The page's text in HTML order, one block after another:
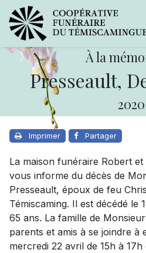
À la
Presseault,
2020
Imprimer Partager
La maison funéraire Robert et
vous informe du décès de
Presseault, époux de feu
Témiscaming. Il est décédé le
65 ans. La famille de
parents et amis à se joindre à
mercredi 22 avril de 15h à